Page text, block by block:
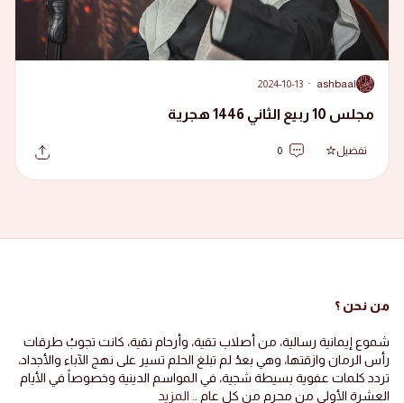
A
ashbaal
·
2024-10-13
مجلس 10 ربيع الثاني 1446 هجرية
تفضيل 0
من نحن ؟
شموع إيمانية رسالية، من أصلاب تقية، وأرحام نقية، كانت تجوبُ طرقات
رأس الرمان وازقتها، وهي بعدُ لم تبلغ الحلم تسير على نهج الآباء والأجداد،
تردد كلمات عفوية بسيطة شجية، في المواسم الدينية وخصوصاً في الأيام
العشرة الأولى من محرم من كل عام .. المزيد